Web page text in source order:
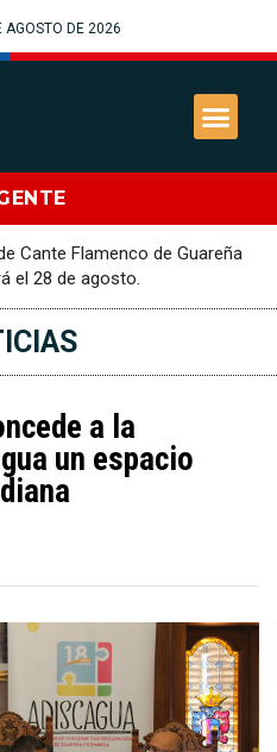
AGOSTO DE 2026
Cante Flamenco de Guareña
el 28 de agosto.
a la
un espacio